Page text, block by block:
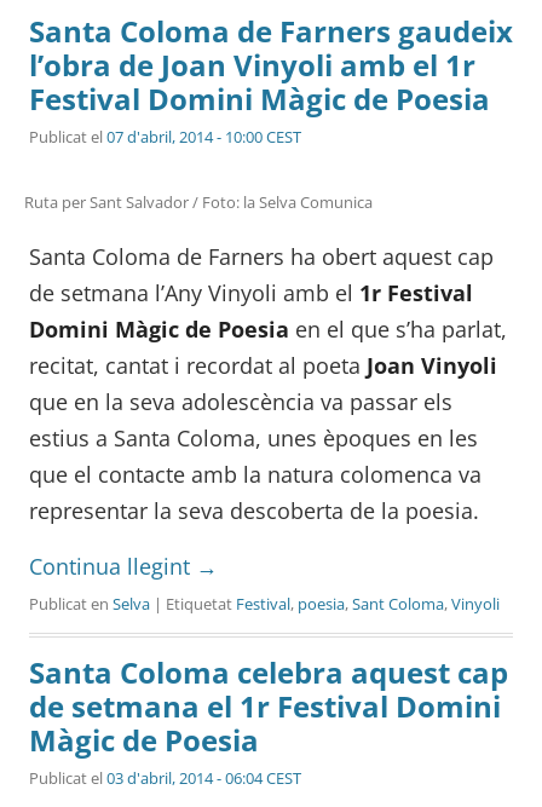
Santa Coloma de Farners gaudeix
l’obra de Joan Vinyoli amb el 1r
Festival Domini Màgic de Poesia
Publicat el07 d'abril, 2014 - 10:00 CEST
Ruta per Sant Salvador / Foto: la Selva Comunica
Santa Coloma de Farners ha obert aquest cap
de setmana l’Any Vinyoli amb el 1r Festival
Domini Màgic de Poesia en el que s’ha parlat,
recitat, cantat i recordat al poeta Joan Vinyoli
que en la seva adolescència va passar els
estius a Santa Coloma, unes èpoques en les
que el contacte amb la natura colomenca va
representar la seva descoberta de la poesia.
Continua llegint →
Publicat en Selva | Etiquetat Festival, poesia,Sant Coloma,Vinyoli
Santa Coloma celebra aquest cap
de setmana el 1r Festival Domini
Màgic de Poesia
Publicat el03 d'abril, 2014 - 06:04 CEST